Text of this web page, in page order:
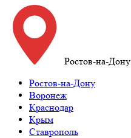
Ростов-на-Дону
Ростов-на-Дону
Воронеж
Краснодар
Крым
Ставрополь